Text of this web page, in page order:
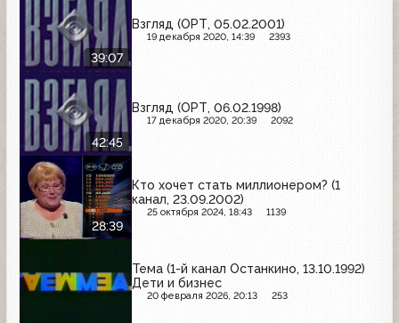
39:07
Взгляд (ОРТ, 05.02.2001)
19 декабря 2020, 14:39 2393
42:45
Взгляд (ОРТ, 06.02.1998)
17 декабря 2020, 20:39 2092
28:39
Кто хочет стать миллионером? (1
канал, 23.09.2002)
25 октября 2024, 18:43 1139
Тема (1-й канал Останкино, 13.10.1992)
Дети и бизнес
20 февраля 2026, 20:13 253